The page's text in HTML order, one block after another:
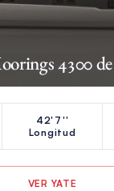
4300
42'7''
Longitud
VER YATE